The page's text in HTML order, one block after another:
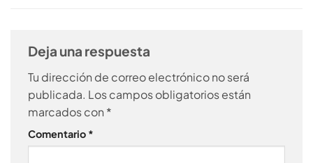
Deja una respuesta
Tu dirección de correo electrónico no será
publicada. Los campos obligatorios están
marcados con *
Comentario *